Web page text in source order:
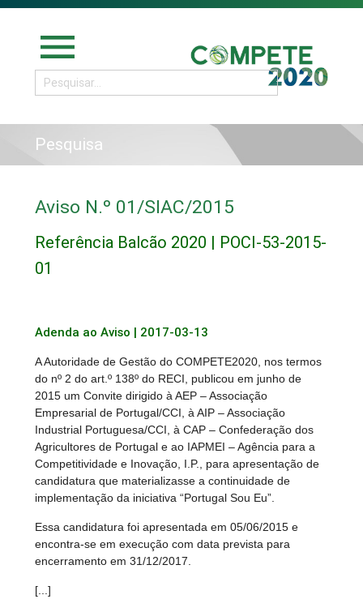
menu
Pesquisa
Aviso N.º 01/SIAC/2015
Referência Balcão 2020 | POCI-53-2015-
01
Adenda ao Aviso | 2017-03-13
A Autoridade de Gestão do COMPETE2020, nos termos
do nº 2 do art.º 138º do RECI, publicou em junho de
2015 um Convite dirigido à AEP – Associação
Empresarial de Portugal/CCI, à AIP – Associação
Industrial Portuguesa/CCI, à CAP – Confederação dos
Agricultores de Portugal e ao IAPMEI – Agência para a
Competitividade e Inovação, I.P., para apresentação de
candidatura que materializasse a continuidade de
implementação da iniciativa “Portugal Sou Eu”.
Essa candidatura foi apresentada em 05/06/2015 e
encontra-se em execução com data prevista para
encerramento em 31/12/2017.
[...]